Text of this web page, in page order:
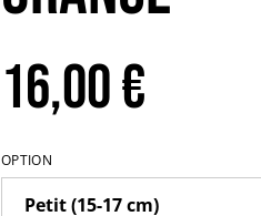
16,00 €
OPTION